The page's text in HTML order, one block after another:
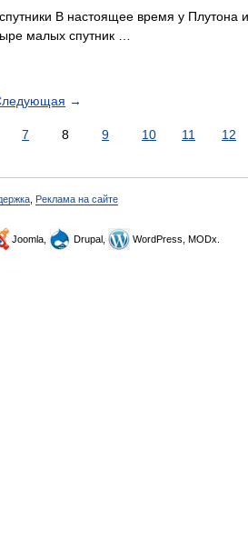
В настоящее время у Плутона
малых спутник …
→
7 8 9 10 11 12
Реклама на сайте
Joomla, Drupal, WordPress, MODx.